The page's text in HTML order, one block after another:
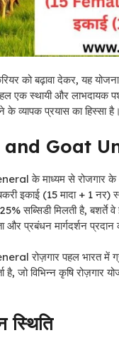
को बढ़ावा देकर, यह
एक स्थायी और लाभदायक
के व्यापक प्रयास का हिस्सा है।
Goat
माध्यम से रोजगार के
इकाई (15 मादा + 1 नर)
सब्सिडी मिलती है,
प्रबंधन मार्गदर्शन प्रदान
पहल भारत में
है, जो विभिन्न कृषि
स्थिति